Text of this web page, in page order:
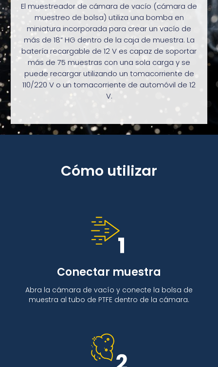
El muestreador de cámara de vacío (cámara de
muestreo de bolsa) utiliza una bomba en
miniatura incorporada para crear un vacío de
más de 18” HG dentro de la caja de muestra. La
batería recargable de 12 V es capaz de soportar
más de 75 muestras con una sola carga y se
puede recargar utilizando un tomacorriente de
110/220 V o un tomacorriente de automóvil de 12
V.
Cómo utilizar
Conectar muestra
Abra la cámara de vacío y conecte la bolsa de
muestra al tubo de PTFE dentro de la cámara.